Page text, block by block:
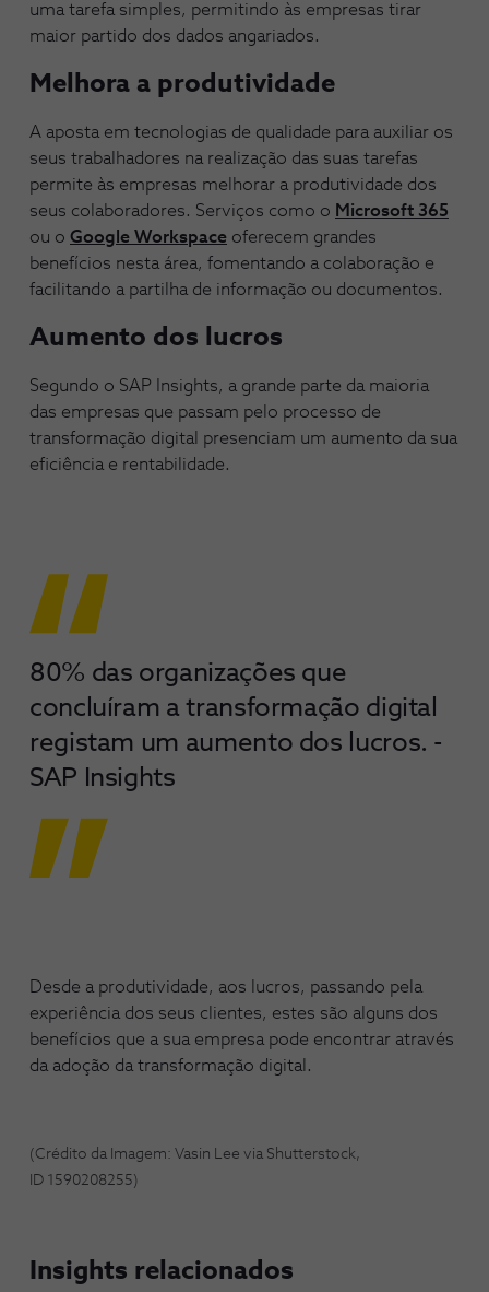
uma tarefa simples, permitindo às empresas tirar
maior partido dos dados angariados.
Melhora a produtividade
A aposta em tecnologias de qualidade para auxiliar os
seus trabalhadores na realização das suas tarefas
permite às empresas melhorar a produtividade dos
seus colaboradores. Serviços como o Microsoft 365
ou o Google Workspace oferecem grandes
benefícios nesta área, fomentando a colaboração e
facilitando a partilha de informação ou documentos.
Aumento dos lucros
Segundo o SAP Insights, a grande parte da maioria
das empresas que passam pelo processo de
transformação digital presenciam um aumento da sua
eficiência e rentabilidade.
80% das organizações que
concluíram a transformação digital
registam um aumento dos lucros. -
SAP Insights
Desde a produtividade, aos lucros, passando pela
experiência dos seus clientes, estes são alguns dos
benefícios que a sua empresa pode encontrar através
da adoção da transformação digital.
(Crédito da Imagem: Vasin Lee via Shutterstock,
ID 1590208255)
Insights relacionados